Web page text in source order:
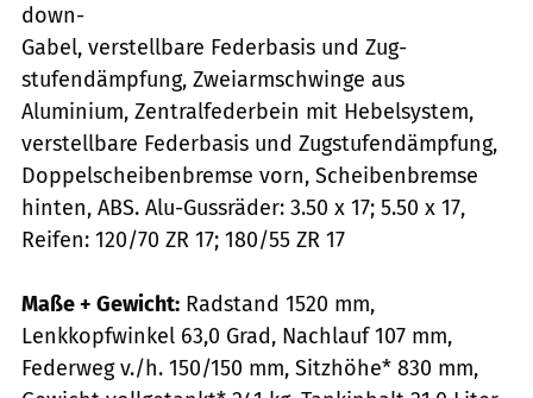
down-
Gabel, verstellbare Federbasis und Zug­
stufendämpfung, Zweiarmschwinge aus
Aluminium, Zentralfederbein mit Hebelsystem,
verstellbare Federbasis und Zugstufendämpfung,
Doppelscheibenbremse vorn, Scheibenbremse
hinten, ABS. Alu-Gussräder: 3.50 x 17; 5.50 x 17,
Reifen: 120/70 ZR 17; 180/55 ZR 17
Maße + Gewicht: Radstand 1520 mm,
Lenkkopfwinkel 63,0 Grad, Nachlauf 107 mm,
Federweg v./h. 150/150 mm, Sitzhöhe* 830 mm,